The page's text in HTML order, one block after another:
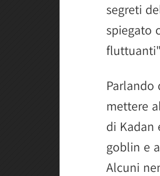
segreti
spiegato
Parlando
mettere
di Kadan
goblin e
Alcuni